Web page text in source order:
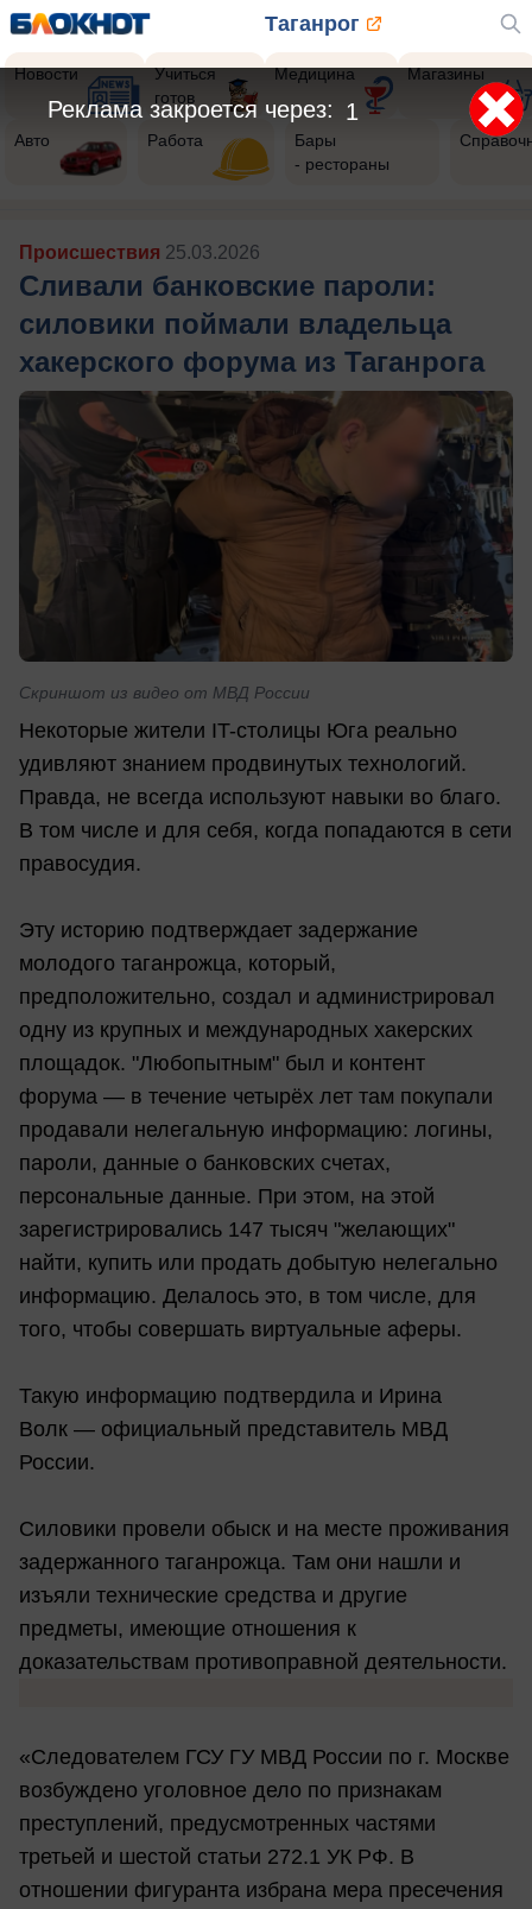
Таганрог
Новости
Учиться
готов
Медицина Магазины
Авто Работа
Бары
- рестораны
Происшествия 25.03.2026
Сливали банковские пароли:
силовики поймали владельца
хакерского форума из Таганрога
Скриншот из видео от МВД России
Некоторые жители IT-столицы Юга реально
удивляют знанием продвинутых технологий.
Правда, не всегда используют навыки во благо.
В том числе и для себя, когда попадаются в сети
правосудия.
Эту историю подтверждает задержание
молодого таганрожца, который,
предположительно, создал и администрировал
одну из крупных и международных хакерских
площадок. "Любопытным" был и контент
форума — в течение четырёх лет там покупали
продавали нелегальную информацию: логины,
пароли, данные о банковских счетах,
персональные данные. При этом, на этой
зарегистрировались 147 тысяч "желающих"
найти, купить или продать добытую нелегально
информацию. Делалось это, в том числе, для
того, чтобы совершать виртуальные аферы.
Такую информацию подтвердила и Ирина
Волк — официальный представитель МВД
России.
Силовики провели обыск и на месте проживания
задержанного таганрожца. Там они нашли и
изъяли технические средства и другие
предметы, имеющие отношения к
доказательствам противоправной деятельности.
«Следователем ГСУ ГУ МВД России по г. Москве
возбуждено уголовное дело по признакам
преступлений, предусмотренных частями
третьей и шестой статьи 272.1 УК РФ. В
отношении фигуранта избрана мера пресечения